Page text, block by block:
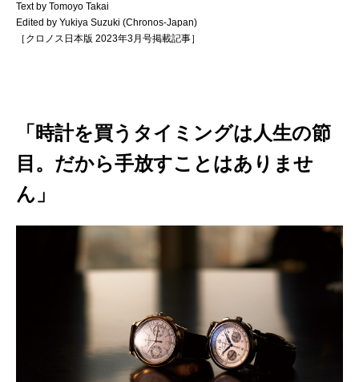
Text by Tomoyo Takai
Edited by Yukiya Suzuki (Chronos-Japan)
［クロノス日本版 2023年3月号掲載記事］
「時計を買うタイミングは人生の節
目。だから手放すことはありませ
ん」